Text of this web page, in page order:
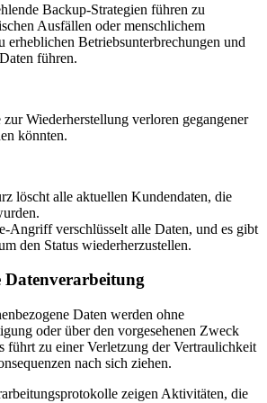
Backup-Strategien führen zu
Ausfällen oder menschlichem
erheblichen Betriebsunterbrechungen und
führen.
Wiederherstellung verloren gegangener
könnten.
löscht alle aktuellen Kundendaten, die
Angriff verschlüsselt alle Daten, und es gibt
den Status wiederherzustellen.
Datenverarbeitung
Daten werden ohne
oder über den vorgesehenen Zweck
führt zu einer Verletzung der Vertraulichkeit
nach sich ziehen.
zeigen Aktivitäten, die